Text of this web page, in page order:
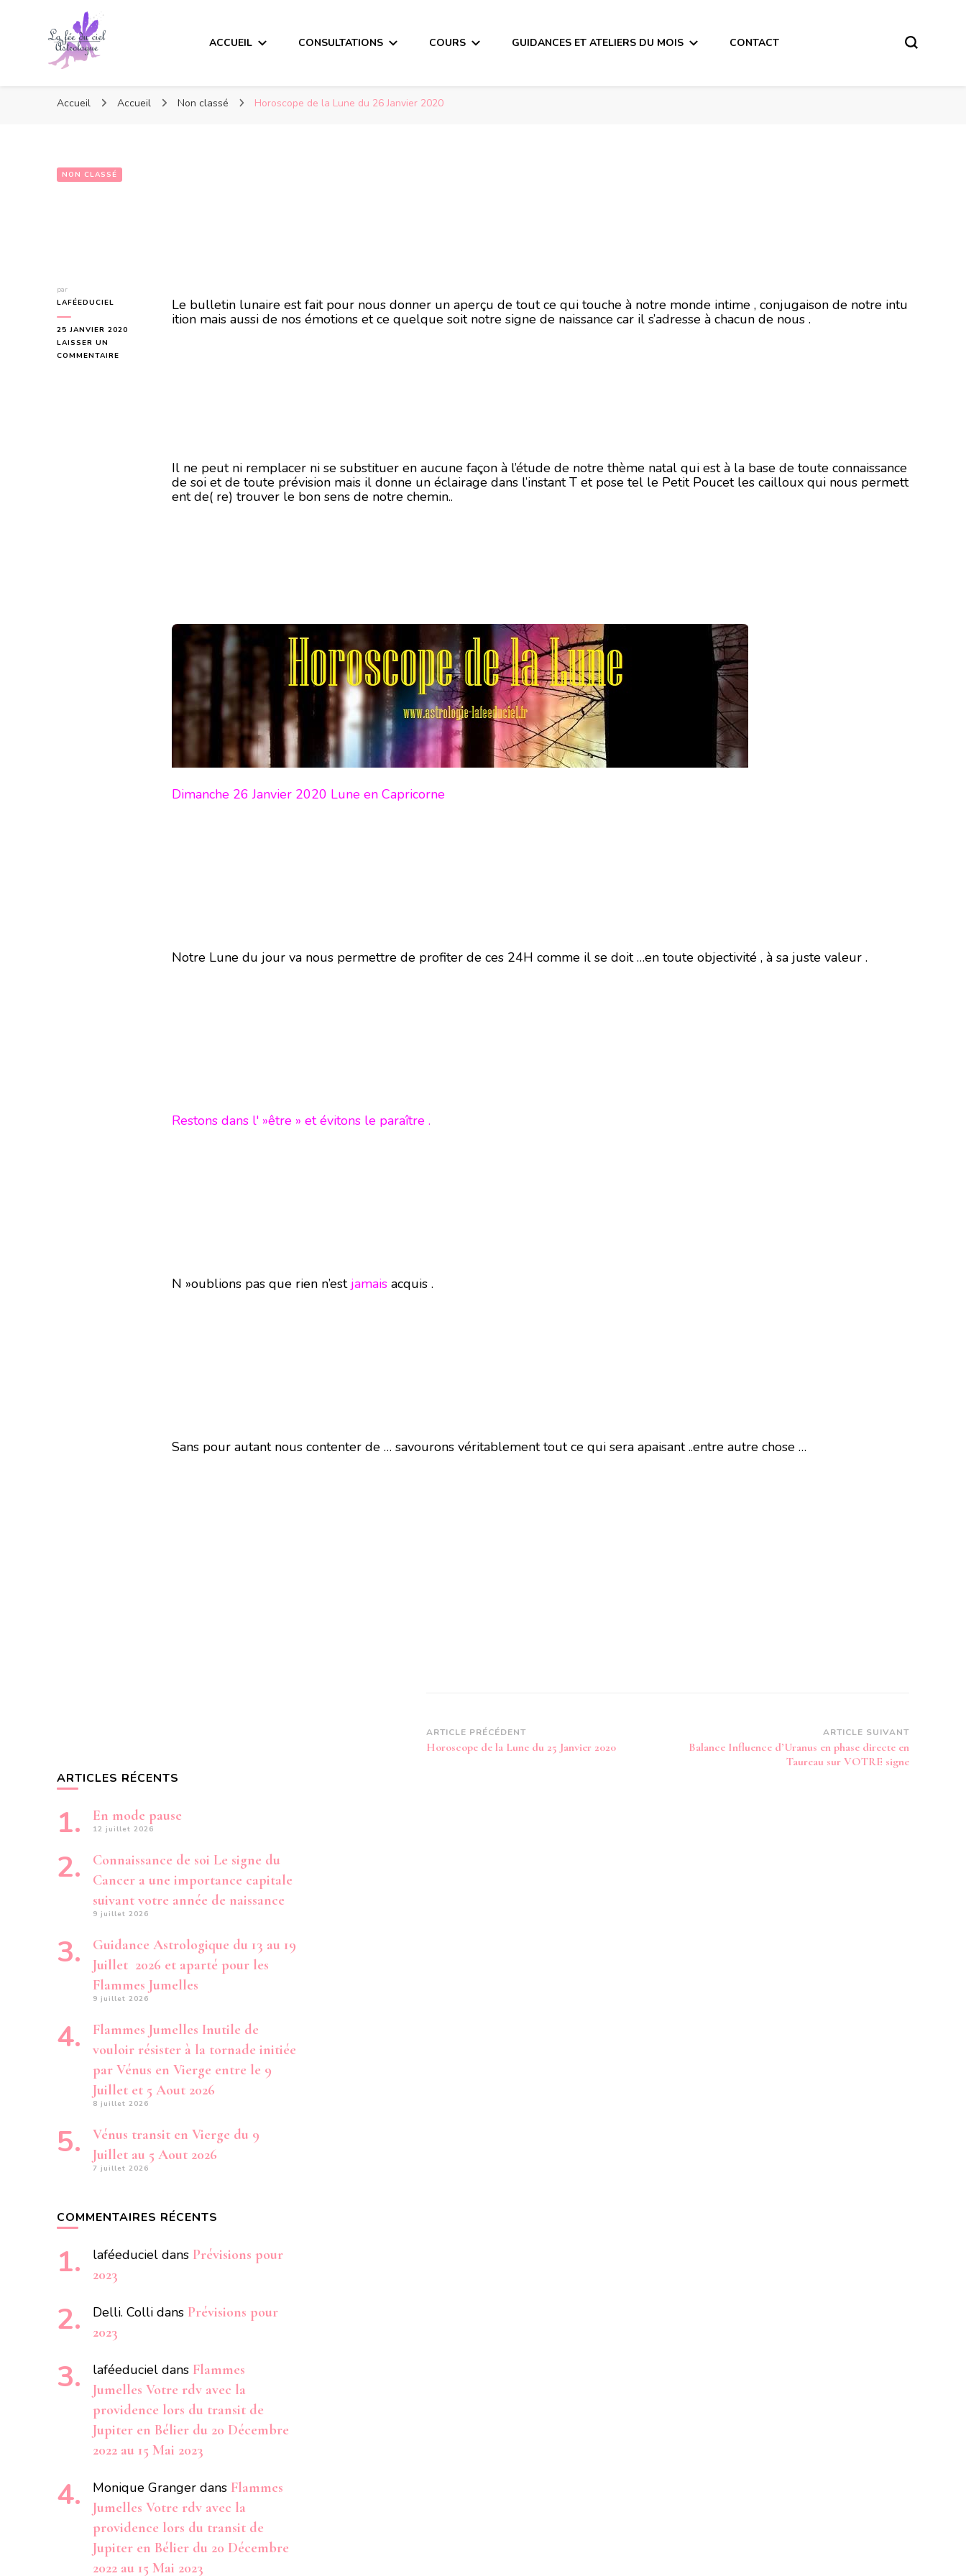
ACCUEIL CONSULTATIONS COURS GUIDANCES ET ATELIERS DU MOIS CONTACT
Accueil Accueil Non classé Horoscope de la Lune du 26 Janvier 2020
NON CLASSÉ
par
LAFÉEDUCIEL
25 JANVIER 2020
LAISSER UN
COMMENTAIRE
Le bulletin lunaire est fait pour nous donner un aperçu de tout ce qui touche à notre monde intime , conjugaison de notre intu
ition mais aussi de nos émotions et ce quelque soit notre signe de naissance car il s’adresse à chacun de nous .
Il ne peut ni remplacer ni se substituer en aucune façon à l’étude de notre thème natal qui est à la base de toute connaissance
de soi et de toute prévision mais il donne un éclairage dans l’instant T et pose tel le Petit Poucet les cailloux qui nous permett
ent de( re) trouver le bon sens de notre chemin..
Dimanche 26 Janvier 2020 Lune en Capricorne
Notre Lune du jour va nous permettre de profiter de ces 24H comme il se doit …en toute objectivité , à sa juste valeur .
Restons dans l' »être » et évitons le paraître .
N »oublions pas que rien n’est jamais acquis .
Sans pour autant nous contenter de … savourons véritablement tout ce qui sera apaisant ..entre autre chose …
Navigation
d’article
ARTICLE PRÉCÉDENT
Horoscope de la Lune du 25 Janvier 2020
ARTICLE SUIVANT
Balance Influence d’Uranus en phase directe en
Taureau sur VOTRE signe
ARTICLES RÉCENTS
En mode pause
12 juillet 2026
Connaissance de soi Le signe du
Cancer a une importance capitale
suivant votre année de naissance
9 juillet 2026
Guidance Astrologique du 13 au 19
Juillet 2026 et aparté pour les
Flammes Jumelles
9 juillet 2026
Flammes Jumelles Inutile de
vouloir résister à la tornade initiée
par Vénus en Vierge entre le 9
Juillet et 5 Aout 2026
8 juillet 2026
Vénus transit en Vierge du 9
Juillet au 5 Aout 2026
7 juillet 2026
COMMENTAIRES RÉCENTS
laféeduciel dans Prévisions pour
2023
Delli. Colli dans Prévisions pour
2023
laféeduciel dans Flammes
Jumelles Votre rdv avec la
providence lors du transit de
Jupiter en Bélier du 20 Décembre
2022 au 15 Mai 2023
Monique Granger dans Flammes
Jumelles Votre rdv avec la
providence lors du transit de
Jupiter en Bélier du 20 Décembre
2022 au 15 Mai 2023